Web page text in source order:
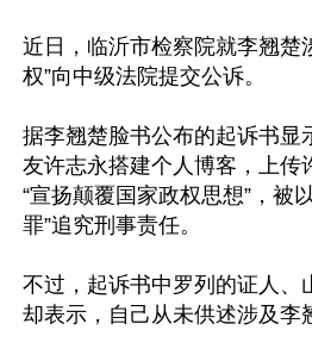
近日，临沂市检察院就李翘楚
权”向中级法院提交公诉。
据李翘楚脸书公布的起诉书显
友许志永搭建个人博客，上传
“宣扬颠覆国家政权思想”，被
罪”追究刑事责任。
不过，起诉书中罗列的证人、
却表示，自己从未供述涉及李